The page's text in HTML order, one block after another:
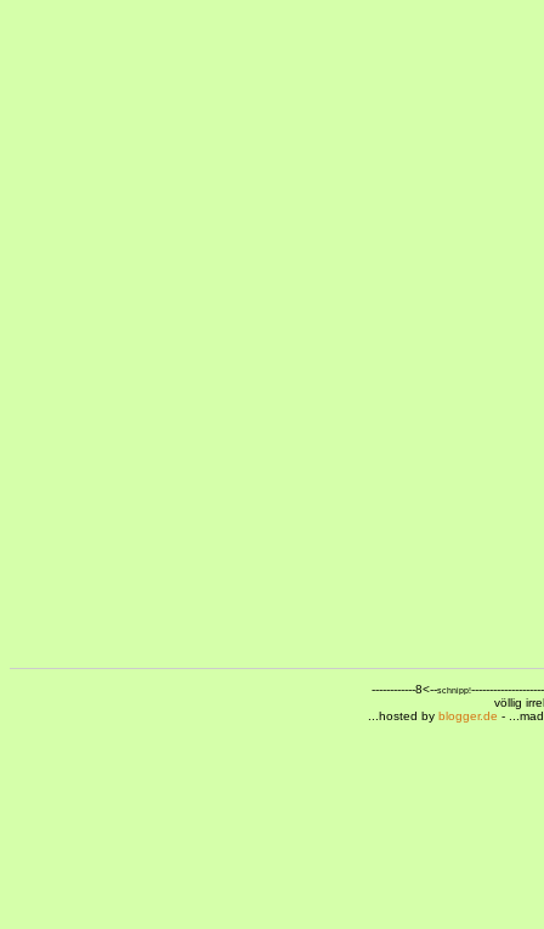
------------8<--schnipp!
völlig
...hosted by blogger.de -